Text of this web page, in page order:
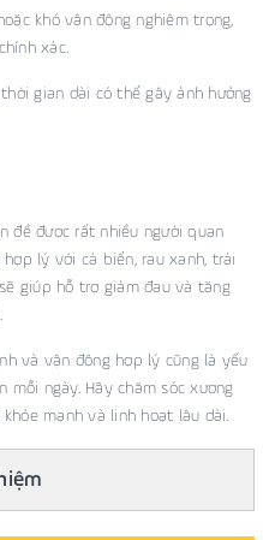
khó vận động nghiêm trọng,
xác.
gian dài có thể gây ảnh hưởng
đề được rất nhiều người quan
lý với cá biển, rau xanh, trái
giúp hỗ trợ giảm đau và tăng
và vận động hợp lý cũng là yếu
ngày. Hãy chăm sóc xương
mạnh và linh hoạt lâu dài.